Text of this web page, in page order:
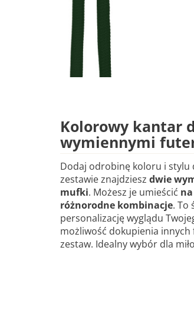
Kolorowy kantar
wymiennymi
Dodaj odrobinę koloru i stylu
zestawie znajdziesz dwie
mufki. Możesz je umieścić
różnorodne kombinacje. To
personalizację wyglądu
możliwość dokupienia
zestaw. Idealny wybór dla